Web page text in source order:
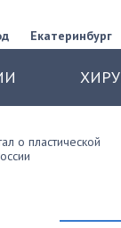
Екатеринбург
о пластической